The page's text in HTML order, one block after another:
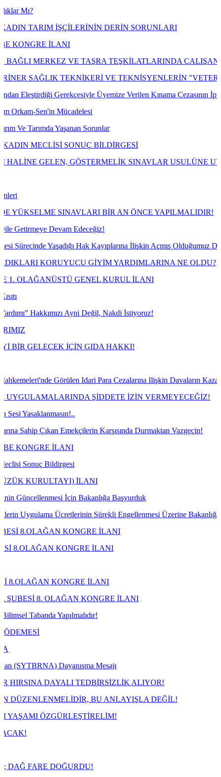
İŞÇİLERİNİN DERİN SORUNLARI
İLANI
VE TAŞRA TEŞKİLATLARINDA ÇALIŞAN
TEKNİKERİ VE TEKNİSYENLERİN "VETERİNER
Gerekçesiyle Üyemize Verilen Kınama Cezasının İptali İçin
Mücadelesi
Yaşanan Sorunlar
SONUÇ BİLDİRGESİ
GÖSTERMELİK SINAVLAR USULÜNE UYGUN
SINAVLARI BİR AN ÖNCE YAPILMALIDIR!
Edeceğiz!
Hak Kayıplarına İlişkin Açmış Olduğumuz Davayı
GİYİM YARDIMLARINA NE OLDU?
GENEL KURUL İLANI
Ayni Değil, Nakdi İstiyoruz!
İÇİN GIDA HAKKI!
Idari Para Cezalarına Ilişkin Davaların Kazanılması
ŞİDDETE İZİN VERMEYECEĞİZ!
Emekçilerin Karşısında Durmaktan Vazgeçin!
İLANI
İLANI
İçin Bakanlığa Başvurduk
Ücretlerinin Sürekli Engellenmesi Üzerine Bakanlığa Talebimizi
KONGRE İLANI
KONGRE İLANI
KONGRE İLANI
KONGRE İLANI
Yapılmalıdır!
Dayanışma Mesajı
TEDBİRSİZLİK ALIYOR!
BU ANLAYIŞLA DEĞİL!
DOĞURDU!